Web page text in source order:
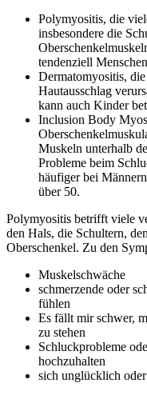
Polymyositis, die
insbesondere die
tendenziell
Dermatomyositis,
Hautausschlag
kann auch Kinder
Inclusion Body
Muskeln unterhalb
Probleme beim
häufiger bei
über 50.
Polymyositis betrifft viele
den Hals, die Schultern,
Oberschenkel. Zu den
Muskelschwäche
schmerzende oder
fühlen
Es fällt mir schwer,
zu stehen
Schluckprobleme
hochzuhalten
sich unglücklich